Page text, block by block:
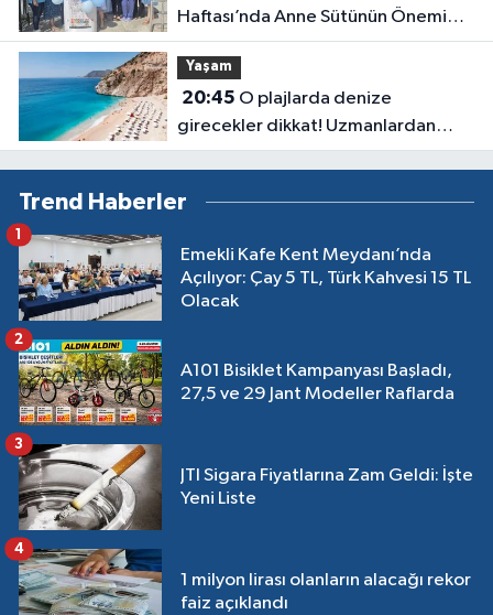
Haftası’nda Anne Sütünün Önemi
Anlatıldı
Yaşam
20:45
girecekler dikkat! Uzmanlardan
kirlilik uyarısı geldi
Trend Haberler
Emekli Kafe Kent Meydanı’nda
Açılıyor: Çay 5 TL, Türk Kahvesi 15 TL
Olacak
1
A101 Bisiklet Kampanyası Başladı,
27,5 ve 29 Jant Modeller Raflarda
2
JTI Sigara Fiyatlarına Zam Geldi: İşte
Yeni Liste
3
1 milyon lirası olanların alacağı rekor
faiz açıklandı
4